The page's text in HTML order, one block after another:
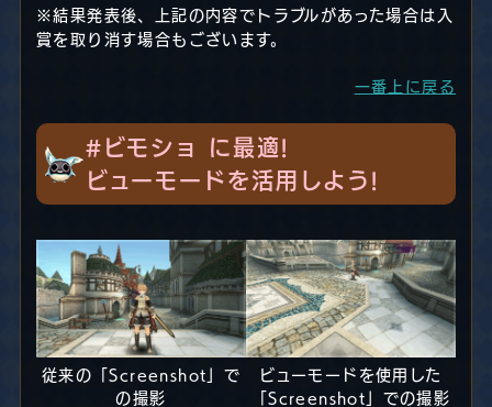
※結果発表後、上記の内容でトラブルがあった場合は入
賞を取り消す場合もございます。
一番上に戻る
#ビモショ に最適!
ビューモードを活用しよう!
従来の「Screenshot」で
の撮影
ビューモードを使用した
「Screenshot」での撮影